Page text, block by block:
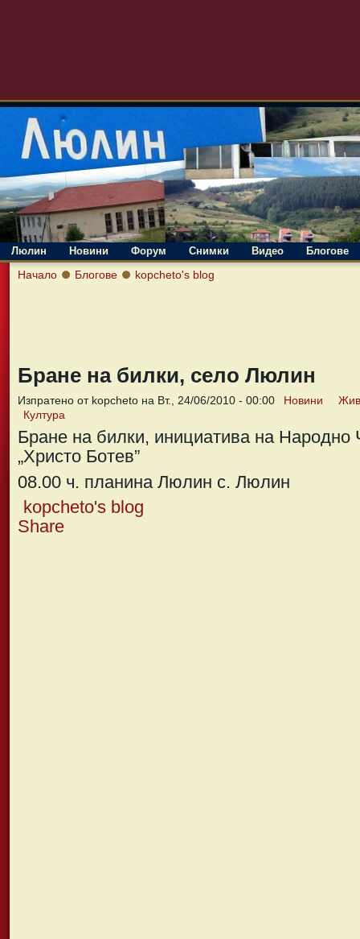
Люлин Новини Форум Снимки Видео Блогове
Начало Блогове kopcheto's blog
Бране на билки, село Люлин
Изпратено от kopcheto на Вт., 24/06/2010 - 00:00 Новини
Култура
Бране на билки, инициатива на
„Христо Ботев”
08.00 ч. планина Люлин с. Люлин
kopcheto's blog
Share